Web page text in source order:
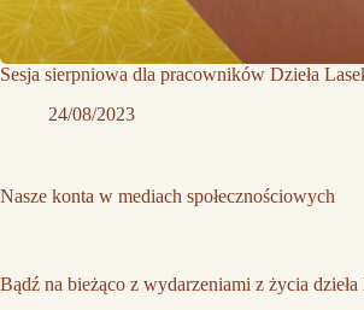
Sesja sierpniowa dla pracowników Dzieła
24/08/2023
Nasze konta w mediach społecznościowych
Bądź na bieżąco z wydarzeniami z życia dzieła